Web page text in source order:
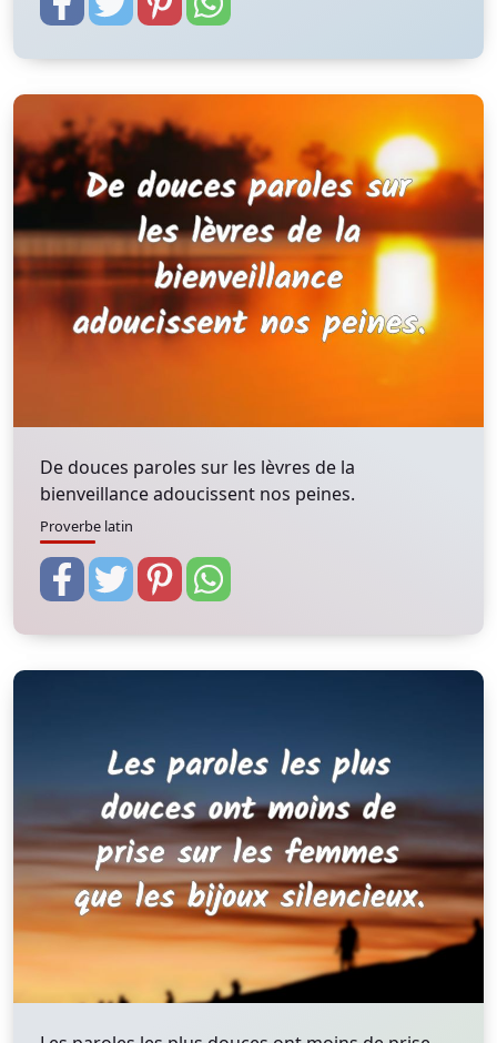
De douces paroles sur les lèvres de la
bienveillance adoucissent nos peines.
Proverbe latin